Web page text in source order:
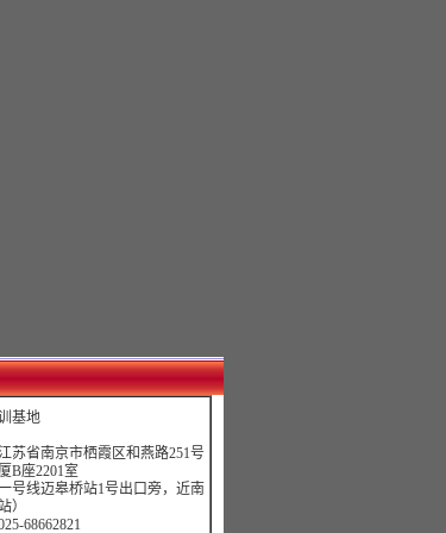
基地
苏省南京市栖霞区和燕路251号
B座2201室
一号线迈皋桥站1号出口旁，近南
）
68662821